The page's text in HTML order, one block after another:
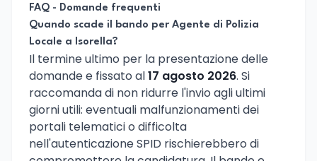
FAQ - Domande frequenti
Quando scade il bando per Agente di Polizia
Locale a Isorella?
Il termine ultimo per la presentazione delle
domande e fissato al17 agosto 2026. Si
raccomanda di non ridurre l'invio agli ultimi
giorni utili: eventuali malfunzionamenti dei
portali telematici o difficolta
nell'autenticazione SPID rischierebbero di